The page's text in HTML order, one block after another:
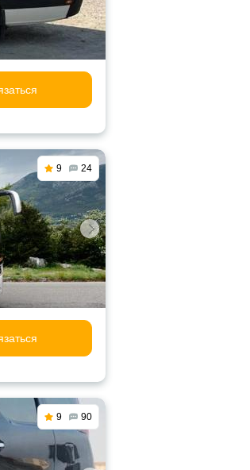
9 24
9 90